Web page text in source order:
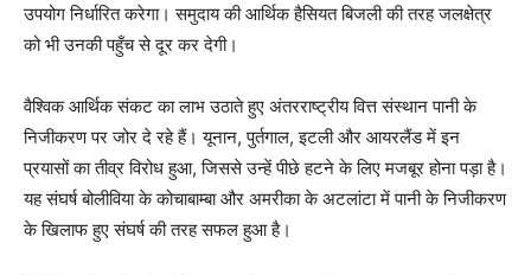
उपयोग निर्धारित करेगा। समुदाय की आर्थिक हैसियत बिजली की तरह जलक्षेत्र
को भी उनकी पहुँच से दूर कर देगी।
वैश्विक आर्थिक संकट का लाभ उठाते हुए अंतरराष्ट्रीय वित्त संस्थान पानी के
निजीकरण पर जोर दे रहे हैं। यूनान, पुर्तगाल, इटली और आयरलैंड में इन
प्रयासों का तीव्र विरोध हुआ, जिससे उन्हें पीछे हटने के लिए मजबूर होना पड़ा है।
यह संघर्ष बोलीविया के कोचाबाम्बा और अमरीका के अटलांटा में पानी के निजीकरण
के खिलाफ हुए संघर्ष की तरह सफल हुआ है।